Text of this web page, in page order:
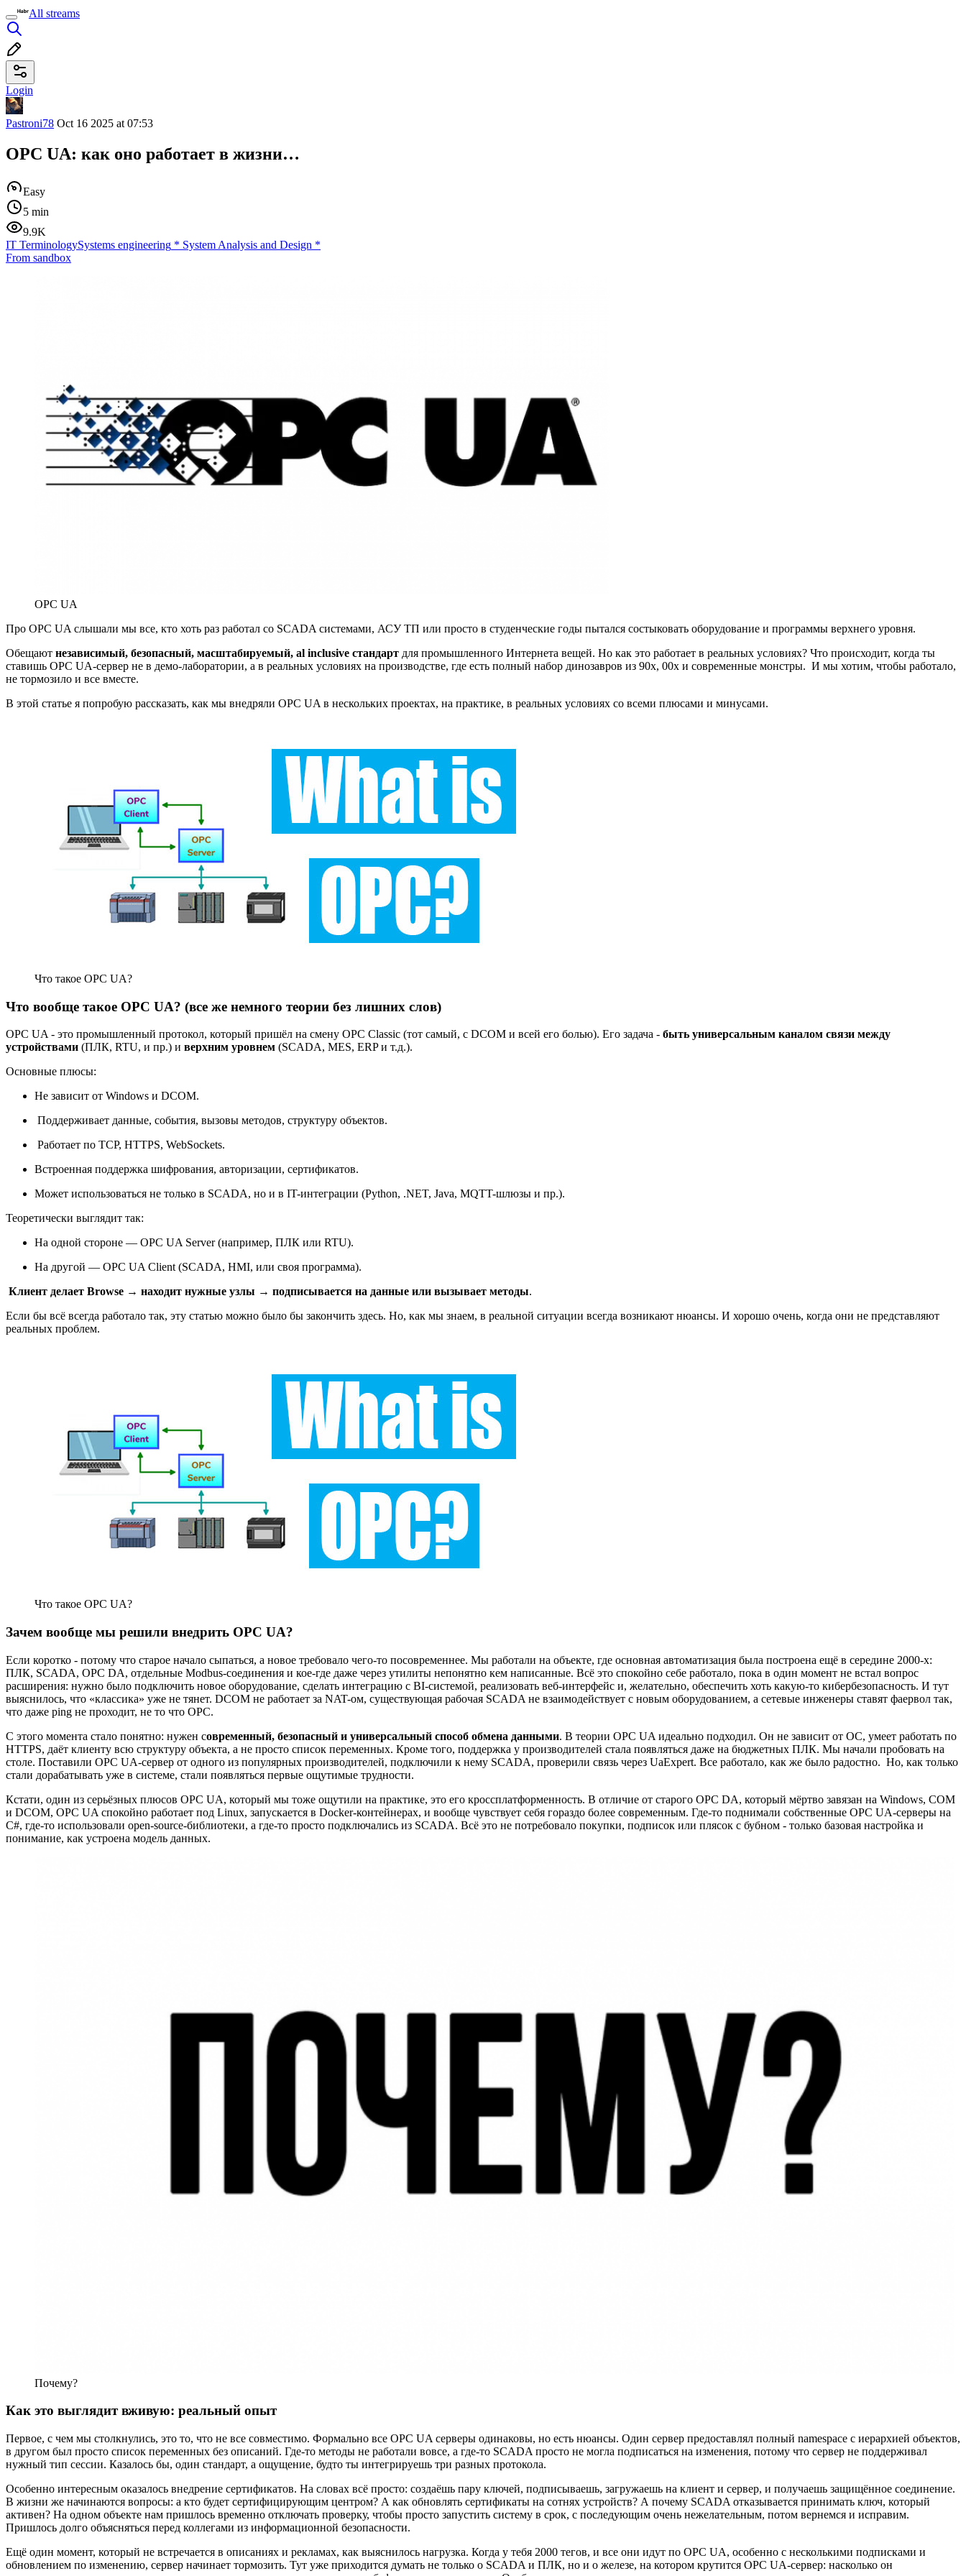
All streams
Login
Pastroni78 Oct 16 2025 at 07:53
OPC UA: как оно работает в жизни…
Easy
5 min
9.9K
IT TerminologySystems engineering * System Analysis and Design *
From sandbox
OPC UA
Про OPC UA слышали мы все, кто хоть раз работал со SCADA системами, АСУ ТП или просто в студенческие годы пытался состыковать оборудование и программы верхнего уровня.
Обещают независимый, безопасный, масштабируемый, al inclusive стандарт для промышленного Интернета вещей. Но как это работает в реальных условиях? Что происходит, когда ты
ставишь OPC UA-сервер не в демо-лаборатории, а в реальных условиях на производстве, где есть полный набор динозавров из 90х, 00х и современные монстры. И мы хотим, чтобы работало,
не тормозило и все вместе.
В этой статье я попробую рассказать, как мы внедряли OPC UA в нескольких проектах, на практике, в реальных условиях со всеми плюсами и минусами.
Что такое OPC UA?
Что вообще такое OPC UA? (все же немного теории без лишних слов)
OPC UA - это промышленный протокол, который пришёл на смену OPC Classic (тот самый, с DCOM и всей его болью). Его задача - быть универсальным каналом связи между
устройствами (ПЛК, RTU, и пр.) и верхним уровнем (SCADA, MES, ERP и т.д.).
Основные плюсы:
Не зависит от Windows и DCOM.
Поддерживает данные, события, вызовы методов, структуру объектов.
Работает по TCP, HTTPS, WebSockets.
Встроенная поддержка шифрования, авторизации, сертификатов.
Может использоваться не только в SCADA, но и в IT-интеграции (Python, .NET, Java, MQTT-шлюзы и пр.).
Теоретически выглядит так:
На одной стороне — OPC UA Server (например, ПЛК или RTU).
На другой — OPC UA Client (SCADA, HMI, или своя программа).
Клиент делает Browse → находит нужные узлы → подписывается на данные или вызывает методы.
Если бы всё всегда работало так, эту статью можно было бы закончить здесь. Но, как мы знаем, в реальной ситуации всегда возникают нюансы. И хорошо очень, когда они не представляют
реальных проблем.
Что такое OPC UA?
Зачем вообще мы решили внедрить OPC UA?
Если коротко - потому что старое начало сыпаться, а новое требовало чего-то посовременнее. Мы работали на объекте, где основная автоматизация была построена ещё в середине 2000-х:
ПЛК, SCADA, OPC DA, отдельные Modbus-соединения и кое-где даже через утилиты непонятно кем написанные. Всё это спокойно себе работало, пока в один момент не встал вопрос
расширения: нужно было подключить новое оборудование, сделать интеграцию с BI-системой, реализовать веб-интерфейс и, желательно, обеспечить хоть какую-то кибербезопасность. И тут
выяснилось, что «классика» уже не тянет. DCOM не работает за NAT-ом, существующая рабочая SCADA не взаимодействует с новым оборудованием, а сетевые инженеры ставят фаервол так,
что даже ping не проходит, не то что OPC.
С этого момента стало понятно: нужен современный, безопасный и универсальный способ обмена данными. В теории OPC UA идеально подходил. Он не зависит от ОС, умеет работать по
HTTPS, даёт клиенту всю структуру объекта, а не просто список переменных. Кроме того, поддержка у производителей стала появляться даже на бюджетных ПЛК. Мы начали пробовать на
столе. Поставили OPC UA-сервер от одного из популярных производителей, подключили к нему SCADA, проверили связь через UaExpert. Все работало, как же было радостно. Но, как только
стали дорабатывать уже в системе, стали появляться первые ощутимые трудности.
Кстати, один из серьёзных плюсов OPC UA, который мы тоже ощутили на практике, это его кроссплатформенность. В отличие от старого OPC DA, который мёртво завязан на Windows, COM
и DCOM, OPC UA спокойно работает под Linux, запускается в Docker-контейнерах, и вообще чувствует себя гораздо более современным. Где-то поднимали собственные OPC UA-серверы на
C#, где-то использовали open-source-библиотеки, а где-то просто подключались из SCADA. Всё это не потребовало покупки, подписок или плясок с бубном - только базовая настройка и
понимание, как устроена модель данных.
Почему?
Как это выглядит вживую: реальный опыт
Первое, с чем мы столкнулись, это то, что не все совместимо. Формально все OPC UA серверы одинаковы, но есть нюансы. Один сервер предоставлял полный namespace с иерархией объектов,
в другом был просто список переменных без описаний. Где-то методы не работали вовсе, а где-то SCADA просто не могла подписаться на изменения, потому что сервер не поддерживал
нужный тип сессии. Казалось бы, один стандарт, а ощущение, будто ты интегрируешь три разных протокола.
Особенно интересным оказалось внедрение сертификатов. На словах всё просто: создаёшь пару ключей, подписываешь, загружаешь на клиент и сервер, и получаешь защищённое соединение.
В жизни же начинаются вопросы: а кто будет сертифицирующим центром? А как обновлять сертификаты на сотнях устройств? А почему SCADA отказывается принимать ключ, который
активен? На одном объекте нам пришлось временно отключать проверку, чтобы просто запустить систему в срок, с последующим очень нежелательным, потом вернемся и исправим.
Пришлось долго объясняться перед коллегами из информационной безопасности.
Ещё один момент, который не встречается в описаниях и рекламах, как выяснилось нагрузка. Когда у тебя 2000 тегов, и все они идут по OPC UA, особенно с несколькими подписками и
обновлением по изменению, сервер начинает тормозить. Тут уже приходится думать не только о SCADA и ПЛК, но и о железе, на котором крутится OPC UA-сервер: насколько он